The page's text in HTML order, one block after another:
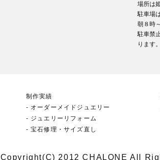
場所は
駐車場
朝８時
駐車禁
ります。
制作実績
オーダーメイドジュエリー
ジュエリーリフォーム
宝石修理・サイズ直し
Copyright(C) 2012 CHALONE All